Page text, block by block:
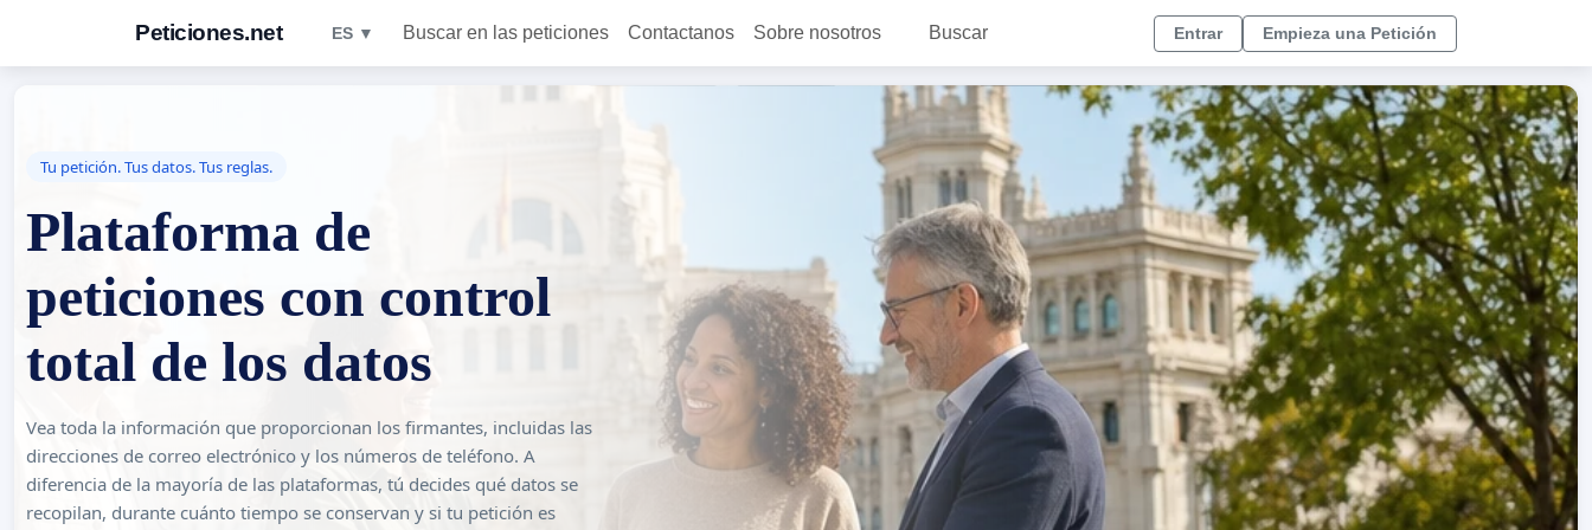
Peticiones.net ES ▼ Buscar en las peticiones Contactanos Sobre nosotros Buscar Entrar Empieza una Petición
Tu petición. Tus datos. Tus reglas.
Plataforma de
peticiones con control
total de los datos
Vea toda la información que proporcionan los firmantes, incluidas las
direcciones de correo electrónico y los números de teléfono. A
diferencia de la mayoría de las plataformas, tú decides qué datos se
recopilan, durante cuánto tiempo se conservan y si tu petición es